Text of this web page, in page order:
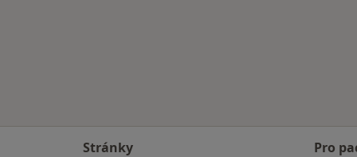
Stránky
Pro